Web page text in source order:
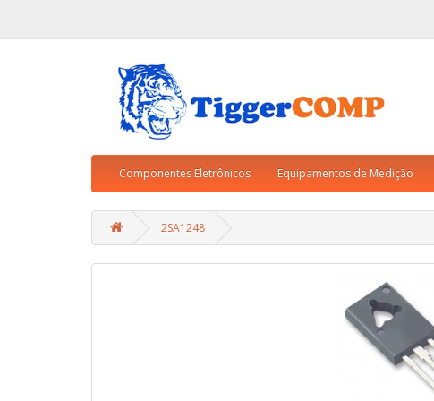
Componentes Eletrônicos Equipamentos de Medição
2SA1248